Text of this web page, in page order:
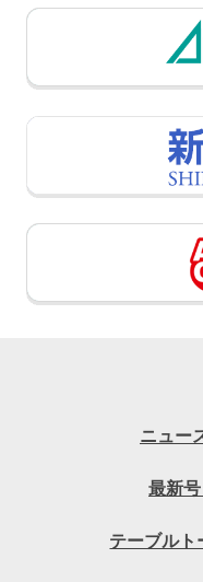
ニュー
最新
テーブルト